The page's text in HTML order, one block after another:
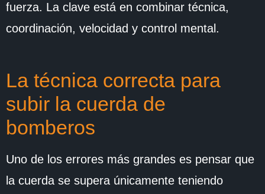
fuerza. La clave está en combinar técnica,
coordinación, velocidad y control mental.
La técnica correcta para
subir la cuerda de
bomberos
Uno de los errores más grandes es pensar que
la cuerda se supera únicamente teniendo